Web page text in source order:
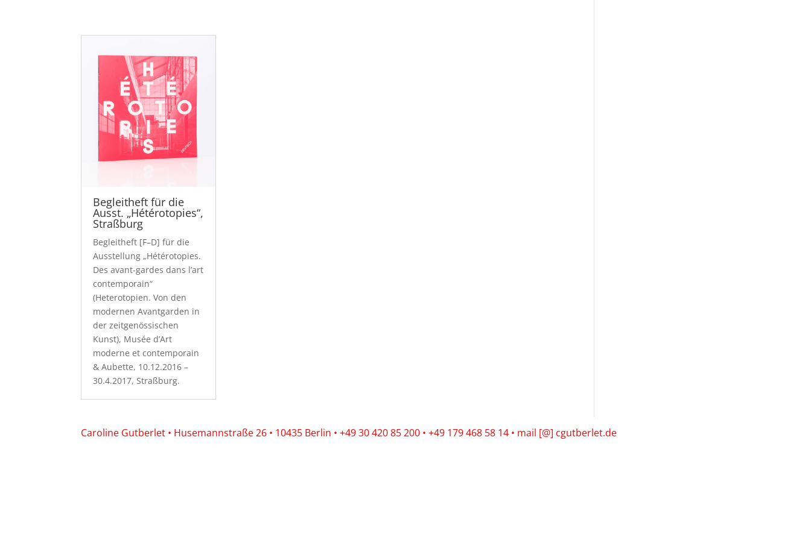
Begleitheft für die
Ausst. „Hétérotopies“,
Straßburg
Begleitheft [F–D] für die
Ausstellung „Hétérotopies.
Des avant-gardes dans l’art
contemporain“
(Heterotopien. Von den
modernen Avantgarden in
der zeitgenössischen
Kunst), Musée d’Art
moderne et contemporain
& Aubette, 10.12.2016 –
30.4.2017, Straßburg.
Caroline Gutberlet • Husemannstraße 26 • 10435 Berlin • +49 30 420 85 200 • +49 179 468 58 14 • mail [@] cgutberlet.de